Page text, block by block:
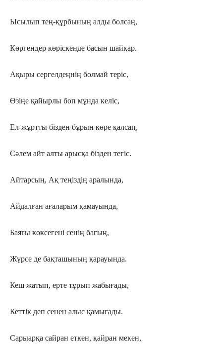
Ысылып тең-құрбының алды болсаң,
Көргендер көріскенде басын шайқар.
Ақыры сергелдеңнің болмай теріс,
Өзіңе қайырлы боп мұнда келіс,
Ел-жұртты бізден бұрын көре қалсаң,
Сәлем айт алты арысқа бізден тегіс.
Айтарсың, Ақ теңіздің аралында,
Айдалған ағаларым қамауында,
Баяғы көксегені сенің бағың,
Жүрсе де бақташының қарауында.
Кеш жатып, ерте тұрып жабығады,
Кеттік деп сенен алыс қамығады.
Сарыарқа сайран еткен, қайран мекен,